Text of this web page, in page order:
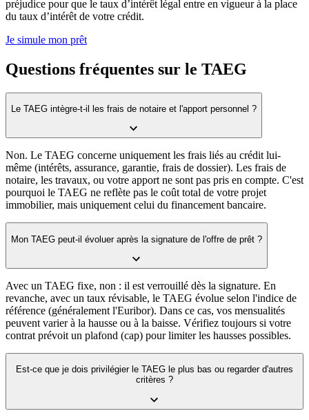
préjudice pour que le taux d’intérêt légal entre en vigueur à la place
du taux d’intérêt de votre crédit.
Je simule mon prêt
Questions fréquentes sur le TAEG
Le TAEG intègre-t-il les frais de notaire et l'apport personnel ?
Non. Le TAEG concerne uniquement les frais liés au crédit lui-
même (intérêts, assurance, garantie, frais de dossier). Les frais de
notaire, les travaux, ou votre apport ne sont pas pris en compte. C'est
pourquoi le TAEG ne reflète pas le coût total de votre projet
immobilier, mais uniquement celui du financement bancaire.
Mon TAEG peut-il évoluer après la signature de l'offre de prêt ?
Avec un TAEG fixe, non : il est verrouillé dès la signature. En
revanche, avec un taux révisable, le TAEG évolue selon l'indice de
référence (généralement l'Euribor). Dans ce cas, vos mensualités
peuvent varier à la hausse ou à la baisse. Vérifiez toujours si votre
contrat prévoit un plafond (cap) pour limiter les hausses possibles.
Est-ce que je dois privilégier le TAEG le plus bas ou regarder d'autres
critères ?